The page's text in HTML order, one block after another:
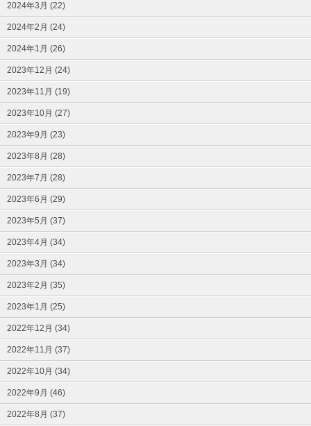
2024年3月 (22)
2024年2月 (24)
2024年1月 (26)
2023年12月 (24)
2023年11月 (19)
2023年10月 (27)
2023年9月 (23)
2023年8月 (28)
2023年7月 (28)
2023年6月 (29)
2023年5月 (37)
2023年4月 (34)
2023年3月 (34)
2023年2月 (35)
2023年1月 (25)
2022年12月 (34)
2022年11月 (37)
2022年10月 (34)
2022年9月 (46)
2022年8月 (37)